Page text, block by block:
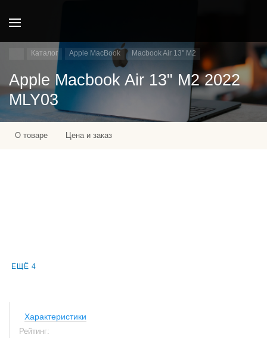
Каталог Apple MacBook Macbook Air 13" M2
Apple Macbook Air 13" M2 2022
MLY03
О товаре Цена и заказ
ЕЩЁ 4
Характеристики
Рейтинг: